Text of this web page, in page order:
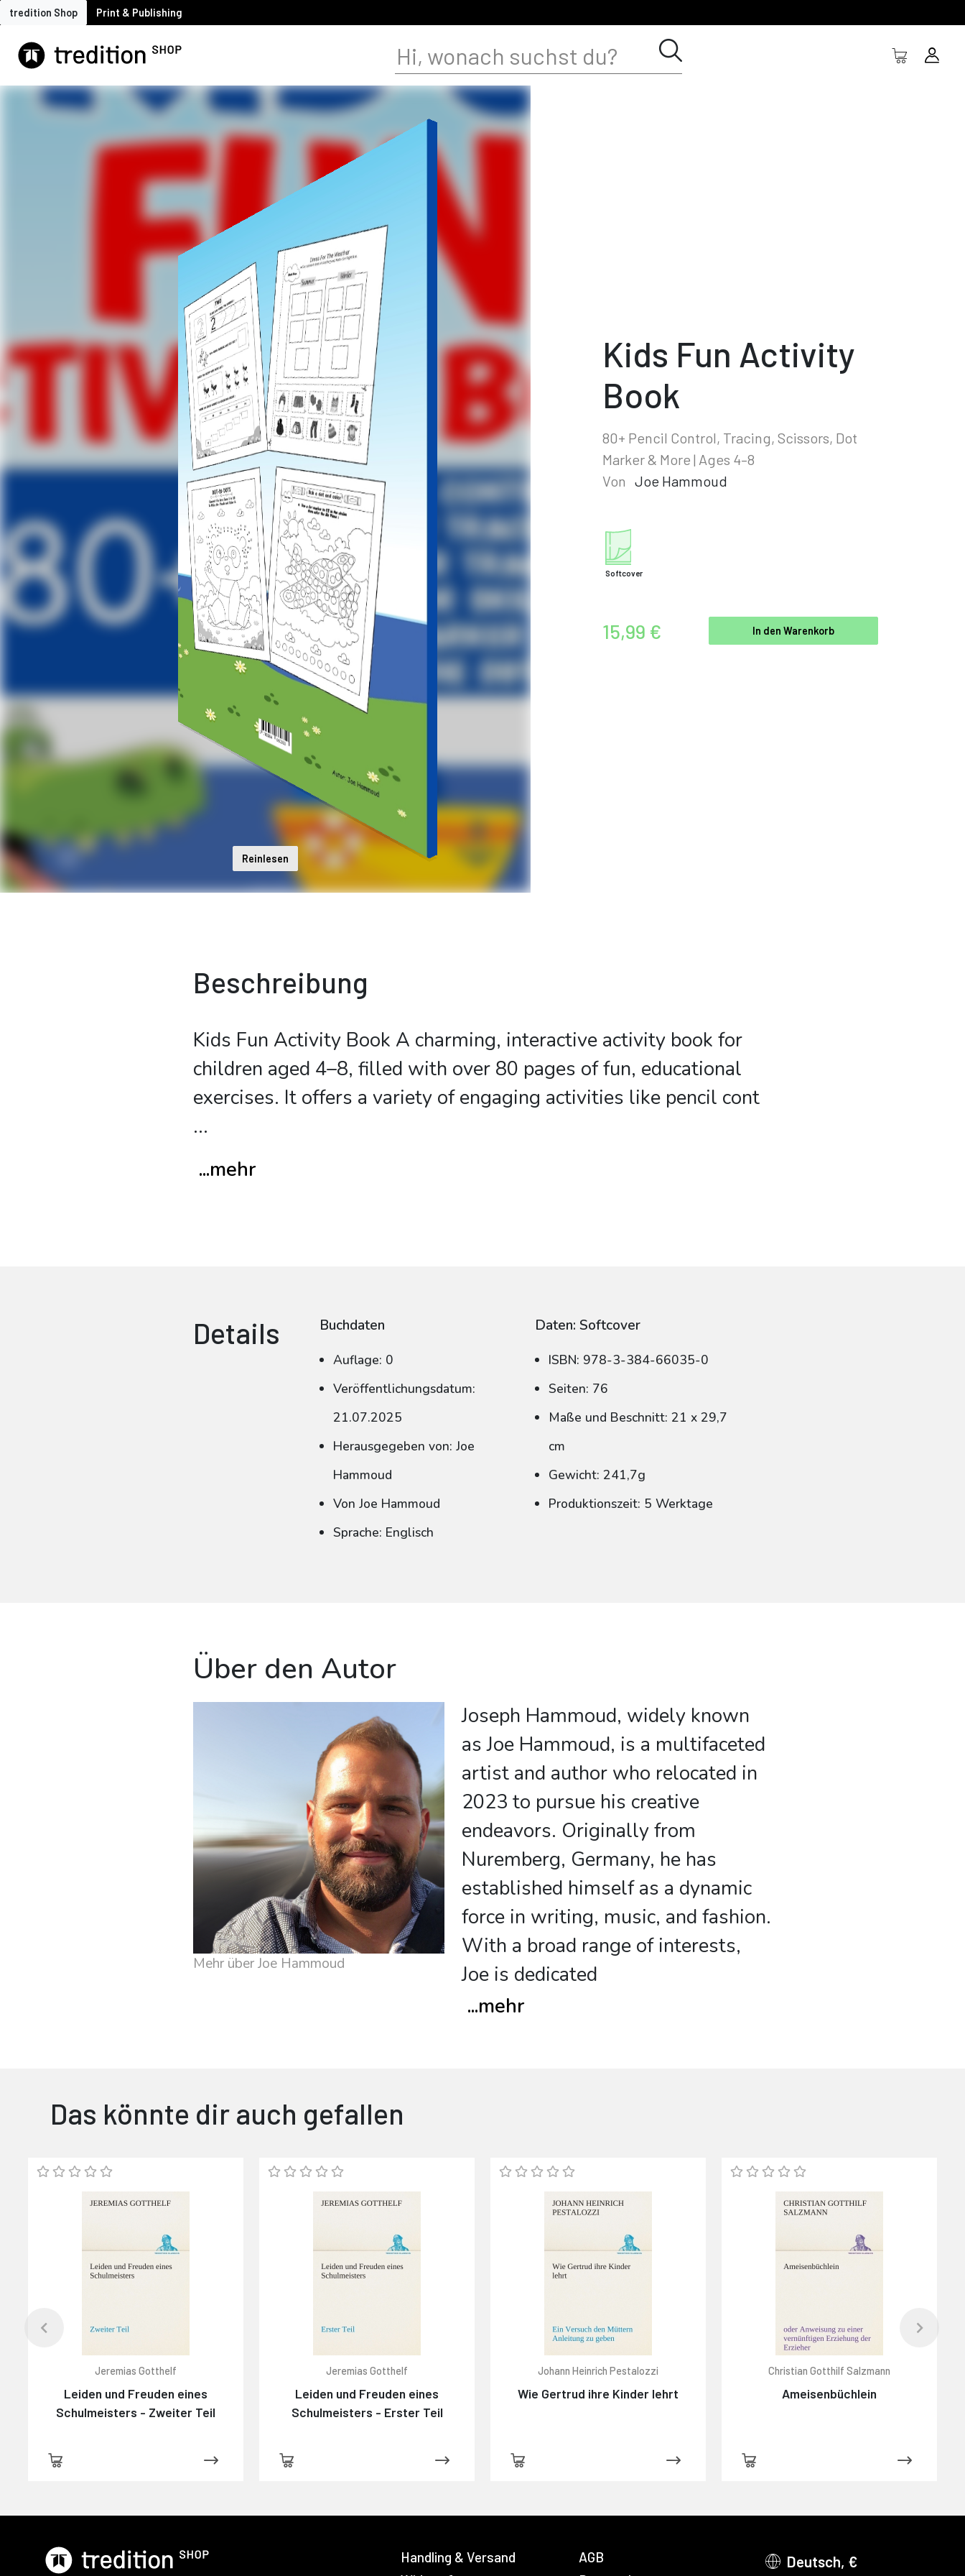
tredition Shop Print & Publishing
Reinlesen
Kids Fun Activity
Book
80+ Pencil Control, Tracing, Scissors, Dot
Marker & More | Ages 4–8
Von Joe Hammoud
Softcover
15,99 € In den Warenkorb
Beschreibung
Kids Fun Activity Book A charming, interactive activity book for
children aged 4–8, filled with over 80 pages of fun, educational
exercises. It offers a variety of engaging activities like pencil cont
...
...mehr
Details Buchdaten
Auflage: 0
Veröffentlichungsdatum:
21.07.2025
Herausgegeben von: Joe
Hammoud
Von Joe Hammoud
Sprache: Englisch
Daten: Softcover
ISBN: 978-3-384-66035-0
Seiten: 76
Maße und Beschnitt: 21 x 29,7
cm
Gewicht: 241,7g
Produktionszeit: 5 Werktage
Über den Autor
Mehr über Joe Hammoud
Joseph Hammoud, widely known
as Joe Hammoud, is a multifaceted
artist and author who relocated in
2023 to pursue his creative
endeavors. Originally from
Nuremberg, Germany, he has
established himself as a dynamic
force in writing, music, and fashion.
With a broad range of interests,
Joe is dedicated
...mehr
Das könnte dir auch gefallen
Jeremias Gotthelf
Leiden und Freuden eines
Schulmeisters - Zweiter Teil
Jeremias Gotthelf
Leiden und Freuden eines
Schulmeisters - Erster Teil
Johann Heinrich Pestalozzi
Wie Gertrud ihre Kinder lehrt
Christian Gotthilf Salzmann
Ameisenbüchlein
Handling & Versand
AGB
Deutsch, €